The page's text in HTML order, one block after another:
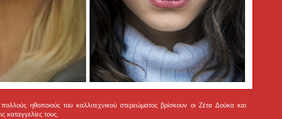
ηθοποιούς του καλλιτεχνικού στερεώματος βρίσκουν οι Ζέτα Δούκα και
καταγγελίες τους.